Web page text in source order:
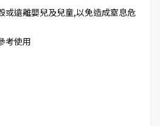
或遠離嬰兒及兒童,以免造成窒息危
考使用